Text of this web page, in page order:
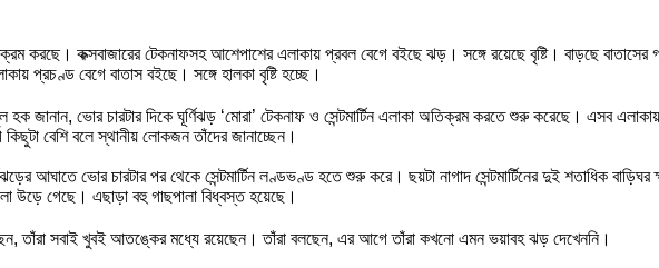
করছে। কক্সবাজারের টেকনাফসহ আশেপাশের এলাকায় প্রবল বেগে বইছে ঝড়। সঙ্গে রয়েছে বৃষ্টি। বাড়ছে বাতাসের
প্রচণ্ড বেগে বাতাস বইছে। সঙ্গে হালকা বৃষ্টি হচ্ছে।
জানান, ভোর চারটার দিকে ঘূর্ণিঝড় ‘মোরা’ টেকনাফ ও সেন্টমার্টিন এলাকা অতিক্রম করতে শুরু করেছে। এসব
বেশি বলে স্থানীয় লোকজন তাঁদের জানাচ্ছেন।
আঘাতে ভোর চারটার পর থেকে সেন্টমার্টিন লণ্ডভণ্ড হতে শুরু করে। ছয়টা নাগাদ সেন্টমার্টিনের দুই শতাধিক
উড়ে গেছে। এছাড়া বহু গাছপালা বিধ্বস্ত হয়েছে।
তাঁরা সবাই খুবই আতঙ্কের মধ্যে রয়েছেন। তাঁরা বলছেন, এর আগে তাঁরা কখনো এমন ভয়াবহ ঝড় দেখেননি।